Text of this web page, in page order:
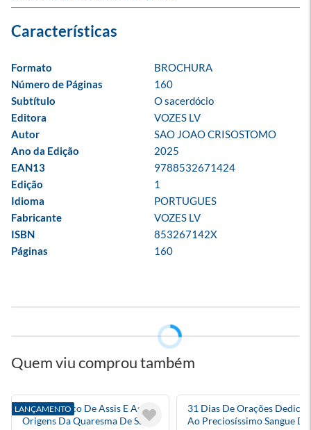
Formato
BROCHURA
Número de Páginas
160
Subtítulo
O sacerdócio
Editora
VOZES LV
Autor
SAO JOAO CRISOSTOMO
Ano da Edição
2025
EAN13
9788532671424
Edição
1
Idioma
PORTUGUES
Fabricante
VOZES LV
ISBN
853267142X
Páginas
160
Quem viu comprou também
LANÇAMENTO
São Francisco De Assis E As
Origens Da Quaresma De São
31 Dias De Orações
Ao Preciosíssimo Sangue De